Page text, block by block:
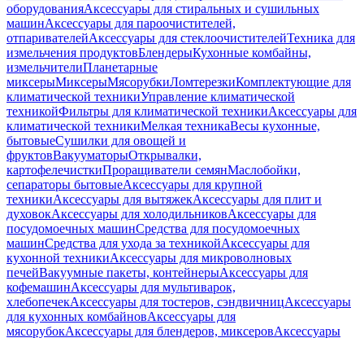
оборудованияАксессуары для стиральных и сушильных
машинАксессуары для пароочистителей,
отпаривателейАксессуары для стеклоочистителейТехника для
измельчения продуктовБлендерыКухонные комбайны,
измельчителиПланетарные
миксерыМиксерыМясорубкиЛомтерезкиКомплектующие для
климатической техникиУправление климатической
техникойФильтры для климатической техникиАксессуары для
климатической техникиМелкая техникаВесы кухонные,
бытовыеСушилки для овощей и
фруктовВакууматорыОткрывалки,
картофелечисткиПроращиватели семянМаслобойки,
сепараторы бытовыеАксессуары для крупной
техникиАксессуары для вытяжекАксессуары для плит и
духовокАксессуары для холодильниковАксессуары для
посудомоечных машинСредства для посудомоечных
машинСредства для ухода за техникойАксессуары для
кухонной техникиАксессуары для микроволновых
печейВакуумные пакеты, контейнерыАксессуары для
кофемашинАксессуары для мультиварок,
хлебопечекАксессуары для тостеров, сэндвичницАксессуары
для кухонных комбайновАксессуары для
мясорубокАксессуары для блендеров, миксеровАксессуары